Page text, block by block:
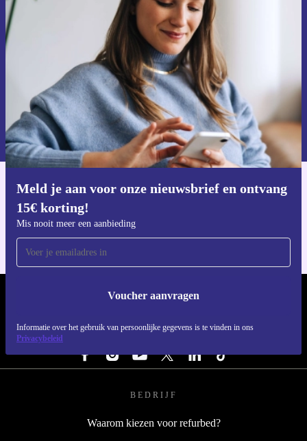
Meld je aan voor onze nieuwsbrief en ontvang
15€ korting!
Mis nooit meer een aanbieding
Voucher aanvragen
Informatie over het gebruik van persoonlijke gegevens is te vinden in ons
Privacybeleid
ontvang €15 korting!
Mis nooit meer een aanbieding.
Voucher aanvragen
Informatie over het gebruik van persoonsgegevens vind je in ons
privacybeleid
Download de refurbed app
REFURBED NEDERLAND - RETHINK NEW.
VOLG ONS
BEDRIJF
Waarom kiezen voor refurbed?